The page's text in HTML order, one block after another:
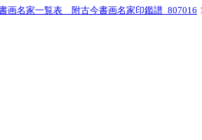
画名家一覧表 附古今書画名家印鑑譜_807016